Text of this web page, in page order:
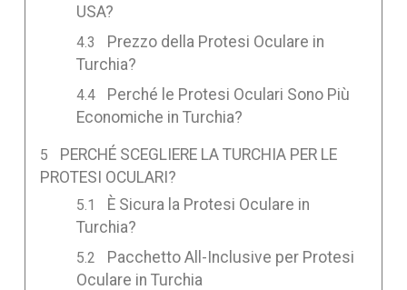
USA?
Prezzo della Protesi Oculare in
Turchia?
Perché le Protesi Oculari Sono Più
Economiche in Turchia?
PERCHÉ SCEGLIERE LA TURCHIA PER LE
PROTESI OCULARI?
È Sicura la Protesi Oculare in
Turchia?
Pacchetto All-Inclusive per Protesi
Oculare in Turchia